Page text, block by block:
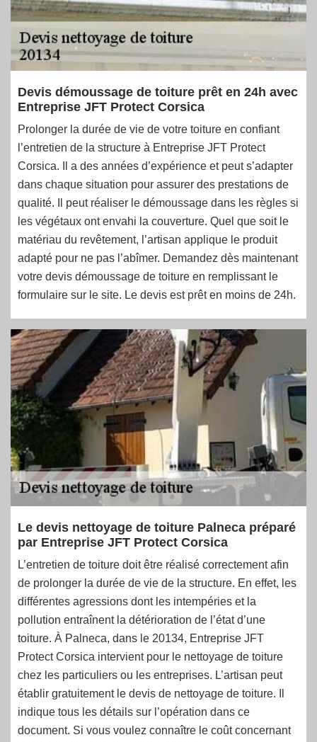
Devis démoussage de toiture prêt en 24h avec
Entreprise JFT Protect Corsica
Prolonger la durée de vie de votre toiture en confiant
l’entretien de la structure à Entreprise JFT Protect
Corsica. Il a des années d’expérience et peut s’adapter
dans chaque situation pour assurer des prestations de
qualité. Il peut réaliser le démoussage dans les règles si
les végétaux ont envahi la couverture. Quel que soit le
matériau du revêtement, l’artisan applique le produit
adapté pour ne pas l’abîmer. Demandez dès maintenant
votre devis démoussage de toiture en remplissant le
formulaire sur le site. Le devis est prêt en moins de 24h.
Le devis nettoyage de toiture Palneca préparé
par Entreprise JFT Protect Corsica
L’entretien de toiture doit être réalisé correctement afin
de prolonger la durée de vie de la structure. En effet, les
différentes agressions dont les intempéries et la
pollution entraînent la détérioration de l’état d’une
toiture. À Palneca, dans le 20134, Entreprise JFT
Protect Corsica intervient pour le nettoyage de toiture
chez les particuliers ou les entreprises. L’artisan peut
établir gratuitement le devis de nettoyage de toiture. Il
indique tous les détails sur l’opération dans ce
document. Si vous voulez connaître le coût concernant